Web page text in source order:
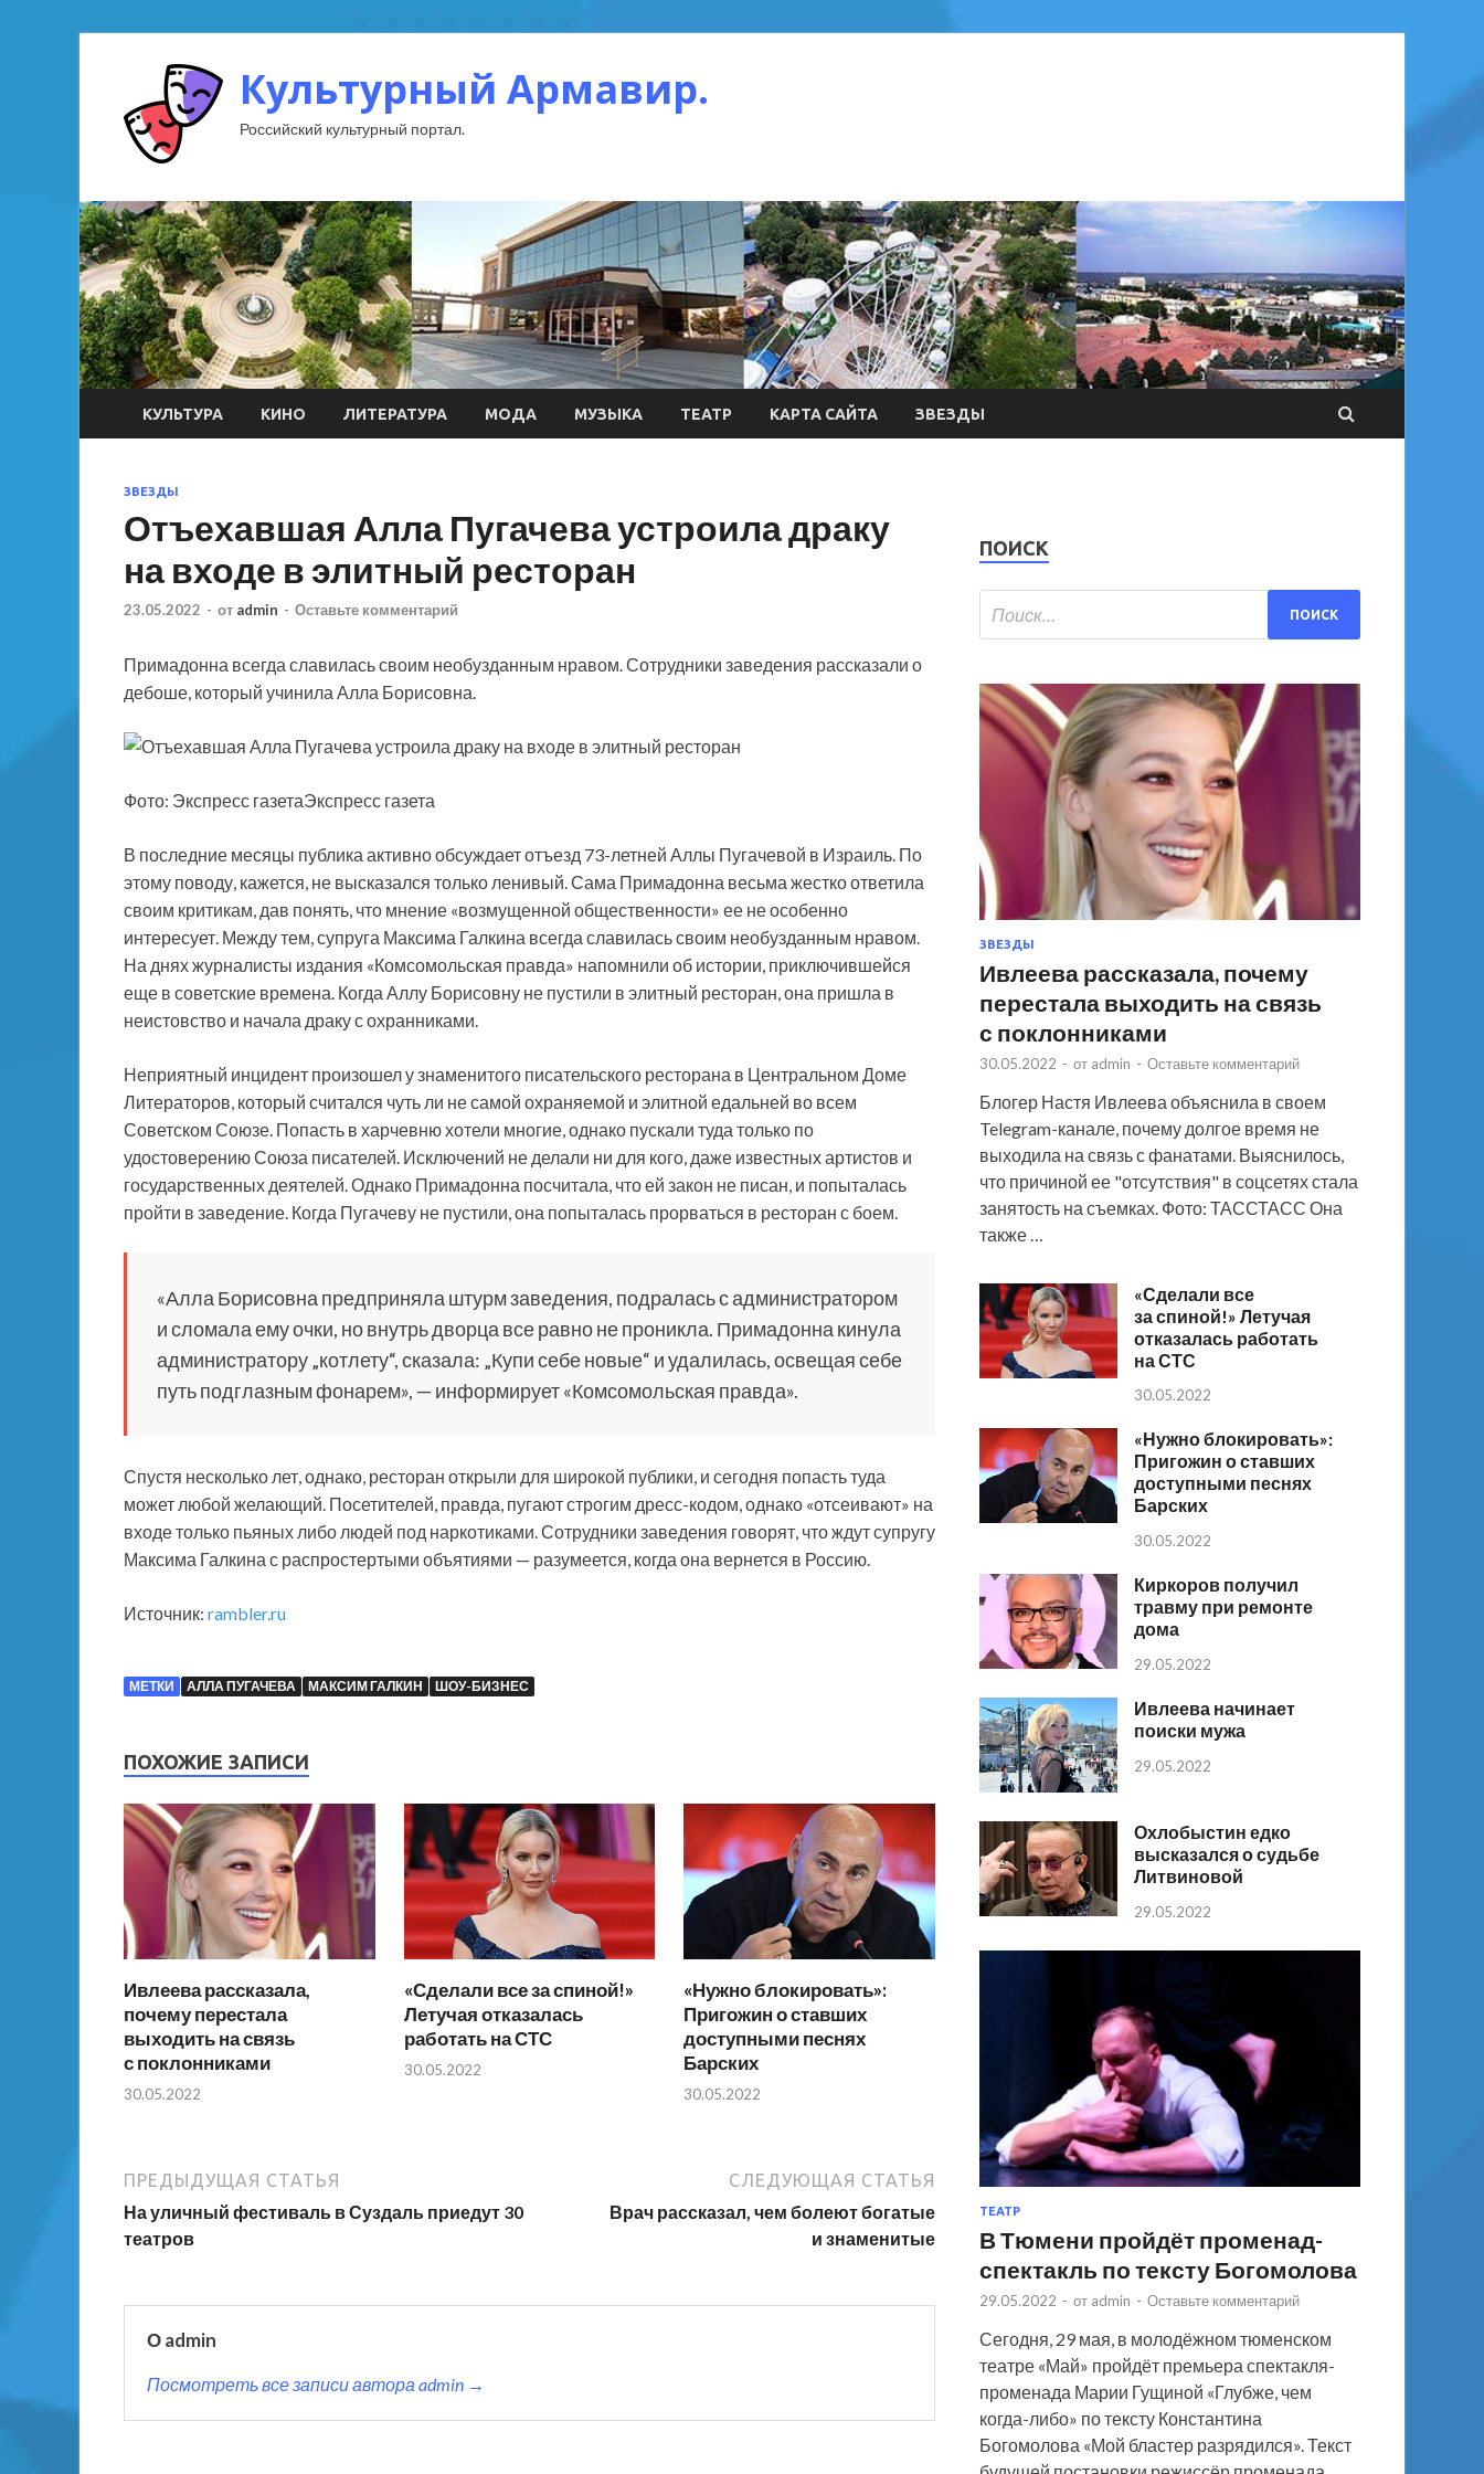
Культурный Армавир.
Российский культурный портал.
КУЛЬТУРА КИНО ЛИТЕРАТУРА МОДА МУЗЫКА ТЕАТР КАРТА САЙТА ЗВЕЗДЫ
ЗВЕЗДЫ
Отъехавшая Алла Пугачева устроила драку
на входе в элитный ресторан
23.05.2022 - от admin - Оставьте комментарий
Примадонна всегда славилась своим необузданным нравом. Сотрудники заведения рассказали о
дебоше, который учинила Алла Борисовна.
Фото: Экспресс газетаЭкспресс газета
В последние месяцы публика активно обсуждает отъезд 73-летней Аллы Пугачевой в Израиль. По
этому поводу, кажется, не высказался только ленивый. Сама Примадонна весьма жестко ответила
своим критикам, дав понять, что мнение «возмущенной общественности» ее не особенно
интересует. Между тем, супруга Максима Галкина всегда славилась своим необузданным нравом.
На днях журналисты издания «Комсомольская правда» напомнили об истории, приключившейся
еще в советские времена. Когда Аллу Борисовну не пустили в элитный ресторан, она пришла в
неистовство и начала драку с охранниками.
Неприятный инцидент произошел у знаменитого писательского ресторана в Центральном Доме
Литераторов, который считался чуть ли не самой охраняемой и элитной едальней во всем
Советском Союзе. Попасть в харчевню хотели многие, однако пускали туда только по
удостоверению Союза писателей. Исключений не делали ни для кого, даже известных артистов и
государственных деятелей. Однако Примадонна посчитала, что ей закон не писан, и попыталась
пройти в заведение. Когда Пугачеву не пустили, она попыталась прорваться в ресторан с боем.
«Алла Борисовна предприняла штурм заведения, подралась с администратором
и сломала ему очки, но внутрь дворца все равно не проникла. Примадонна кинула
администратору „котлету“, сказала: „Купи себе новые“ и удалилась, освещая себе
путь подглазным фонарем», — информирует «Комсомольская правда».
Спустя несколько лет, однако, ресторан открыли для широкой публики, и сегодня попасть туда
может любой желающий. Посетителей, правда, пугают строгим дресс-кодом, однако «отсеивают» на
входе только пьяных либо людей под наркотиками. Сотрудники заведения говорят, что ждут супругу
Максима Галкина с распростертыми объятиями — разумеется, когда она вернется в Россию.
Источник: rambler.ru
МЕТКИ АЛЛА ПУГАЧЕВА МАКСИМ ГАЛКИН ШОУ-БИЗНЕС
ПОХОЖИЕ ЗАПИСИ
Ивлеева рассказала,
почему перестала
выходить на связь
с поклонниками
30.05.2022
«Сделали все за спиной!»
Летучая отказалась
работать на СТС
30.05.2022
«Нужно блокировать»:
Пригожин о ставших
доступными песнях
Барских
30.05.2022
ПРЕДЫДУЩАЯ СТАТЬЯ
На уличный фестиваль в Суздаль приедут 30
театров
СЛЕДУЮЩАЯ СТАТЬЯ
Врач рассказал, чем болеют богатые
и знаменитые
О admin
Посмотреть все записи автора admin →
ПОИСК
ЗВЕЗДЫ
Ивлеева рассказала, почему
перестала выходить на связь
с поклонниками
30.05.2022 - от admin - Оставьте комментарий
Блогер Настя Ивлеева объяснила в своем
Telegram-канале, почему долгое время не
выходила на связь с фанатами. Выяснилось,
что причиной ее "отсутствия" в соцсетях стала
занятость на съемках. Фото: ТАССТАСС Она
также …
«Сделали все
за спиной!» Летучая
отказалась работать
на СТС
30.05.2022
«Нужно блокировать»:
Пригожин о ставших
доступными песнях
Барских
30.05.2022
Киркоров получил
травму при ремонте
дома
29.05.2022
Ивлеева начинает
поиски мужа
29.05.2022
Охлобыстин едко
высказался о судьбе
Литвиновой
29.05.2022
ТЕАТР
В Тюмени пройдёт променад-
спектакль по тексту Богомолова
29.05.2022 - от admin - Оставьте комментарий
Сегодня, 29 мая, в молодёжном тюменском
театре «Май» пройдёт премьера спектакля-
променада Марии Гущиной «Глубже, чем
когда-либо» по тексту Константина
Богомолова «Мой бластер разрядился». Текст